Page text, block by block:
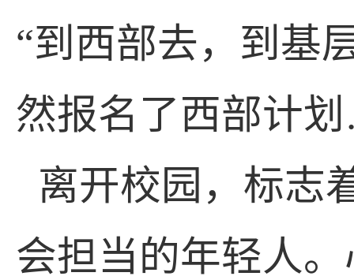
“到西部去，到基
然报名了西部计
离开校园，标志
会担当的年轻人